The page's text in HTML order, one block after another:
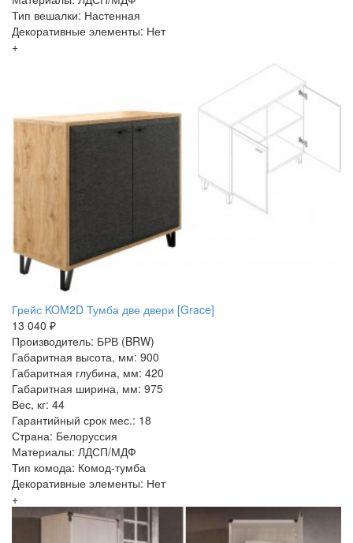
Тип вешалки: Настенная
Декоративные элементы: Нет
+
Грейс KOM2D Тумба две двери [Grace]
13 040 ₽
Производитель: БРВ (BRW)
Габаритная высота, мм: 900
Габаритная глубина, мм: 420
Габаритная ширина, мм: 975
Вес, кг: 44
Гарантийный срок мес.: 18
Страна: Белоруссия
Материалы: ЛДСП/МДФ
Тип комода: Комод-тумба
Декоративные элементы: Нет
+